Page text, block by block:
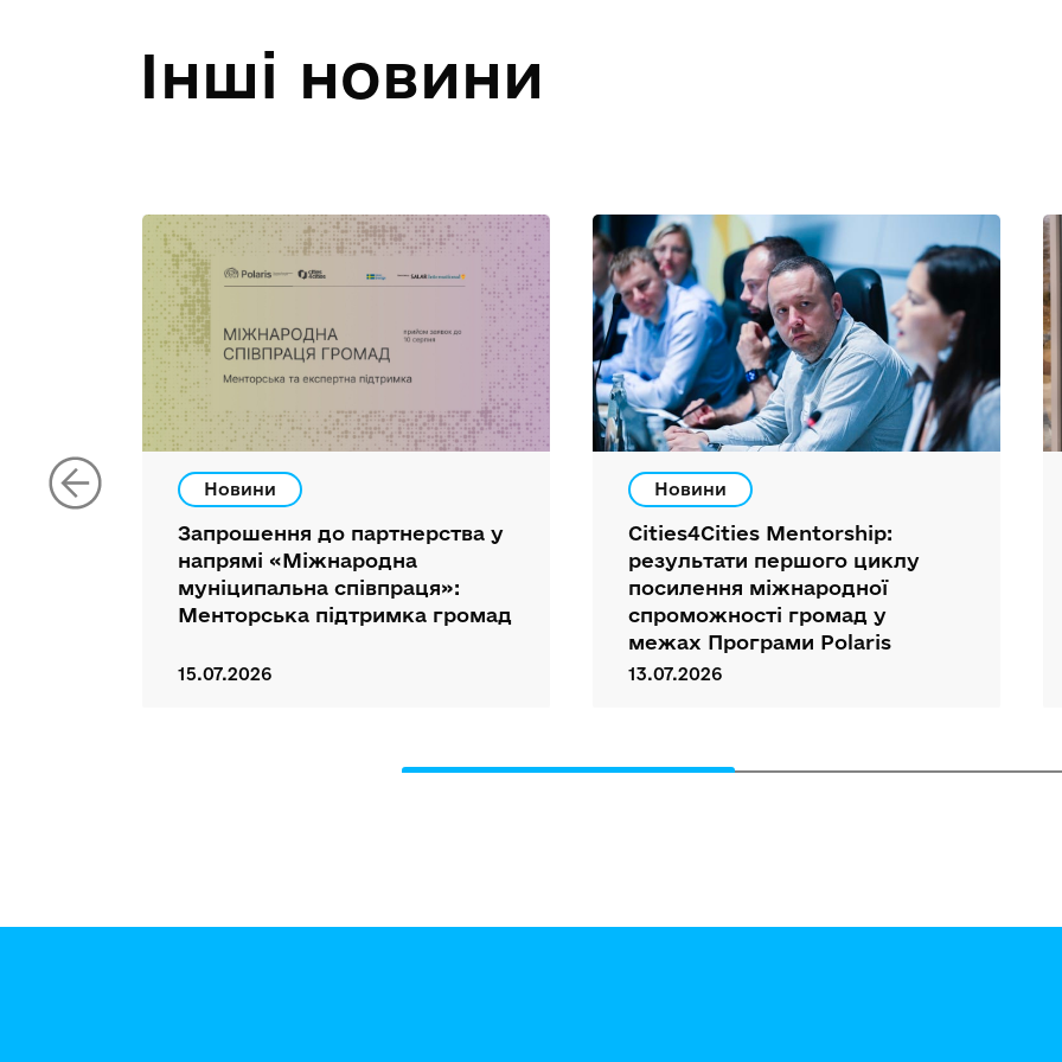
Інші новини
Новини
Запрошення до партнерства у
напрямі «Міжнародна
муніципальна співпраця»:
Менторська підтримка громад
15.07.2026
Новини
Cities4Cities Mentorship:
результати першого циклу
посилення міжнародної
спроможності громад у
межах Програми Polaris
13.07.2026